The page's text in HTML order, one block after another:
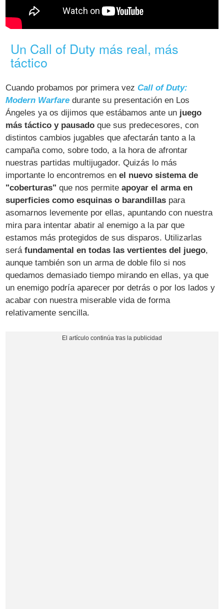
Un Call of Duty más real, más
táctico
Cuando probamos por primera vezCall of Duty:
Modern Warfare durante su presentación en Los
Ángeles ya os dijimos que estábamos ante un juego
más táctico y pausado que sus predecesores, con
distintos cambios jugables que afectarán tanto a la
campaña como, sobre todo, a la hora de afrontar
nuestras partidas multijugador. Quizás lo más
importante lo encontremos enel nuevo sistema de
"coberturas" que nos permite apoyar el arma en
superficies como esquinas o barandillas para
asomarnos levemente por ellas, apuntando con nuestra
mira para intentar abatir al enemigo a la par que
estamos más protegidos de sus disparos. Utilizarlas
seráfundamental en todas las vertientes del juego,
aunque también son un arma de doble filo si nos
quedamos demasiado tiempo mirando en ellas, ya que
un enemigo podría aparecer por detrás o por los lados y
acabar con nuestra miserable vida de forma
relativamente sencilla.